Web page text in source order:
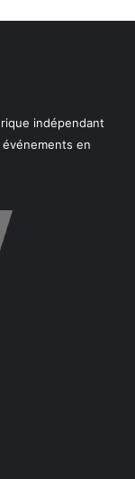
indépendant
événements en